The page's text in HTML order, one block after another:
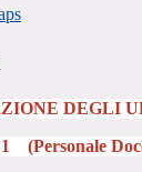
DEGLI
(Personale